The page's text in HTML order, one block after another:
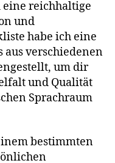
eine reichhaltige
und
habe ich eine
aus verschiedenen
um dir
und Qualität
Sprachraum
bestimmten